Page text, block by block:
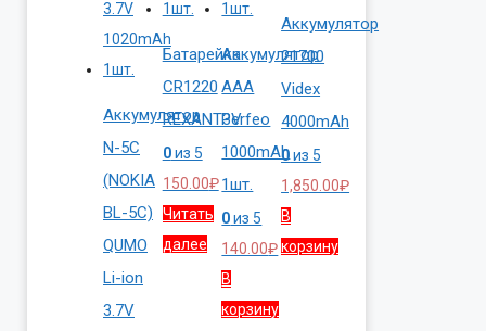
Аккумулятор
N-5C
(NOKIA
BL-5C)
QUMO
Li-ion
3.7V
Батарейка
CR1220
REXANT3V
0из 5
150.00₽
Читать
далее
Аккумулятор
AAA
Perfeo
1000mAh
1шт.
0из 5
140.00₽
В
корзину
Аккумулятор
21700
Videx
4000mAh
0из 5
1,850.00₽
В
корзину